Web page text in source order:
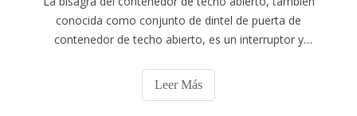
conocida como conjunto de dintel de puerta de
contenedor de techo abierto, es un interruptor y
puertas de contenedores blandos de techo abierto de
20 y 40 pies.Generalmente, hay dos en un contenedor,
Leer Más